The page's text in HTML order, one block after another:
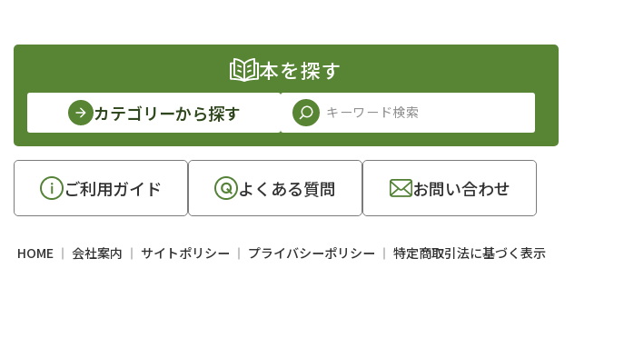
本を探す
カテゴリーから探す
ご利用ガイド よくある質問 お問い合わせ
HOME 会社案内 サイトポリシー プライバシーポリシー 特定商取引法に基づく表示